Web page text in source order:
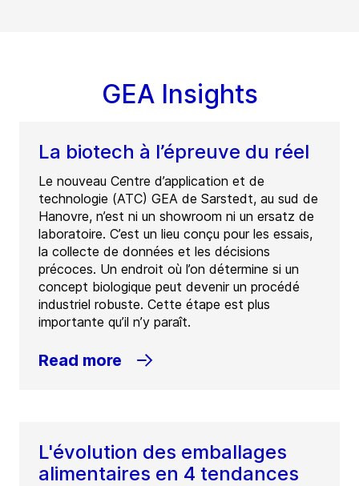
GEA Insights
La biotech à l’épreuve du réel
Le nouveau Centre d’application et de
technologie (ATC) GEA de Sarstedt, au sud de
Hanovre, n’est ni un showroom ni un ersatz de
laboratoire. C’est un lieu conçu pour les essais,
la collecte de données et les décisions
précoces. Un endroit où l’on détermine si un
concept biologique peut devenir un procédé
industriel robuste. Cette étape est plus
importante qu’il n’y paraît.
Read more
L'évolution des emballages
alimentaires en 4 tendances